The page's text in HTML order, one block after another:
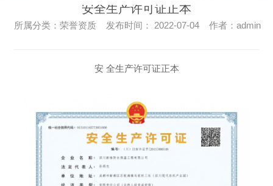
安全生产许可证正本
所属分类：荣誉资质 发布时间： 2022-07-04 作者：admin
安 全生产许可证正本